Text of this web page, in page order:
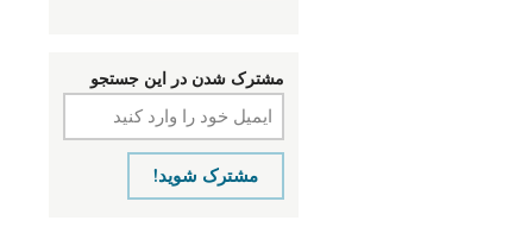
مشترک شدن در این جستجو
مشترک شوید!